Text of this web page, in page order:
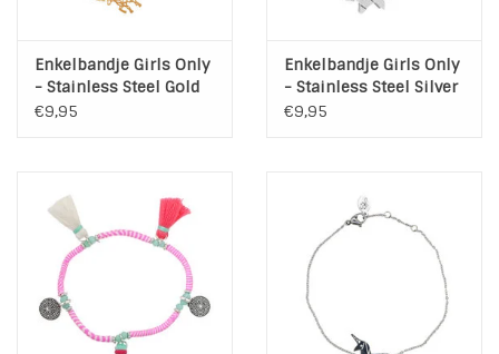
Enkelbandje Girls Only
- Stainless Steel Gold
€9,95
Enkelbandje Girls Only
- Stainless Steel Silver
€9,95